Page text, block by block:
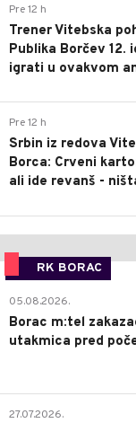
Pre 12 h
Trener Vitebska
Publika Borčev 12.
igrati u ovakvom
Pre 12 h
Srbin iz redova
Borca: Crveni
ali ide revanš -
RK BORAC
05.08.2026.
Borac m:tel
utakmica pred
27.07.2026.